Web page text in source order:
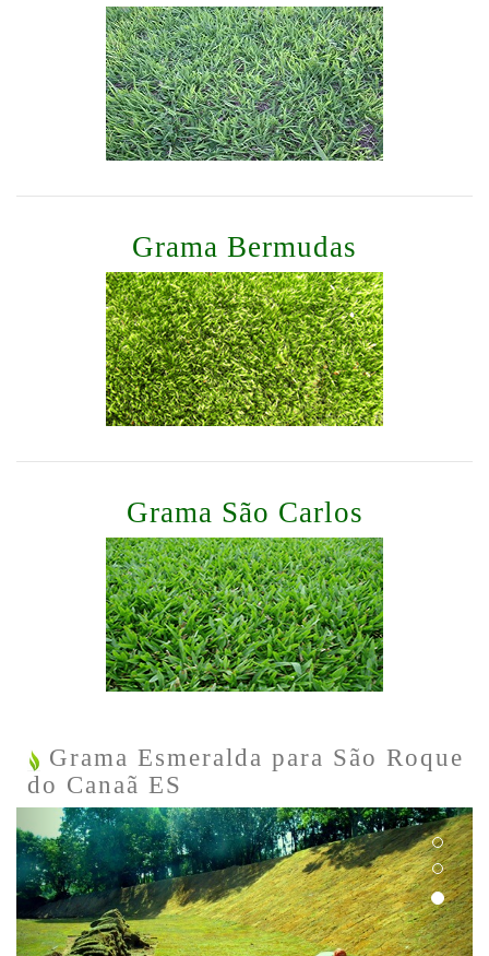
Grama Bermudas
Grama São Carlos
Grama Esmeralda para São Roque
do Canaã ES
Previous Next